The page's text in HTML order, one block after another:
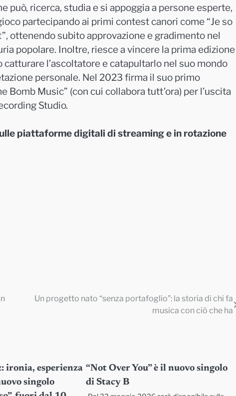
può, ricerca, studia e si appoggia a persone esperte,
partecipando ai primi contest canori come “Je so
ottenendo subito approvazione e gradimento nel
popolare. Inoltre, riesce a vincere la prima edizione
l’ascoltatore e catapultarlo nel suo mondo
personale. Nel 2023 firma il suo primo
Music” (con cui collabora tutt’ora) per l’uscita
Studio.
piattaforme digitali di streaming e in rotazione
Un progetto nato “senza portafoglio”: la storia di chi fa
musica con ciò che ha
ironia, esperienza
singolo
“Not Over You” è il nuovo singolo
di Stacy B